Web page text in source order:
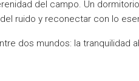
del campo. Un
ruido y reconectar con lo
dos mundos: la tranquilidad